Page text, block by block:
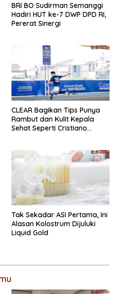
BRI BO Sudirman Semanggi
Hadiri HUT ke-7 DWP DPD RI,
Pererat Sinergi
CLEAR Bagikan Tips Punya
Rambut dan Kulit Kepala
Sehat Seperti Cristiano
Tak Sekadar ASI Pertama, Ini
Alasan Kolostrum Dijuluki
Liquid Gold